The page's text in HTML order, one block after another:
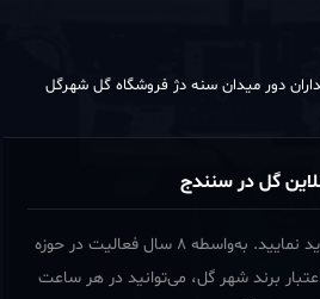
دور میدان سنه دژ فروشگاه گل شهرگل
گل در سنندج
با خیال آسوده از شهر گل خرید نمایید. به‌واسطه ۸ سال فعالیت در حوزه
برند شهر گل، می‌توانید در هر ساعت